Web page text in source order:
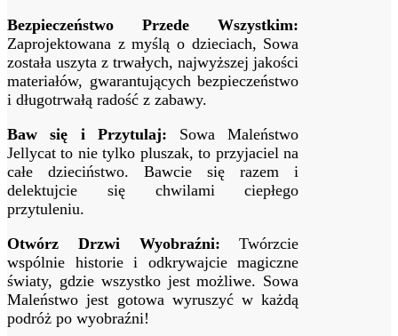
Bezpieczeństwo Przede Wszystkim:
Zaprojektowana z myślą o dzieciach, Sowa
została uszyta z trwałych, najwyższej jakości
materiałów, gwarantujących bezpieczeństwo
i długotrwałą radość z zabawy.
Baw się i Przytulaj: Sowa Maleństwo
Jellycat to nie tylko pluszak, to przyjaciel na
całe dzieciństwo. Bawcie się razem i
delektujcie się chwilami ciepłego
przytuleniu.
Otwórz Drzwi Wyobraźni: Twórzcie
wspólnie historie i odkrywajcie magiczne
światy, gdzie wszystko jest możliwe. Sowa
Maleństwo jest gotowa wyruszyć w każdą
podróż po wyobraźni!